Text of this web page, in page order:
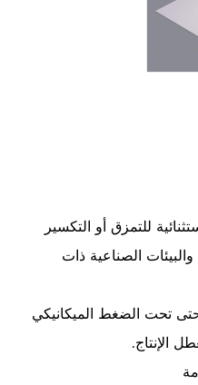
للتمزق أو التكسير
الصناعية ذات
تحت الضغط الميكانيكي
الإنتاج.